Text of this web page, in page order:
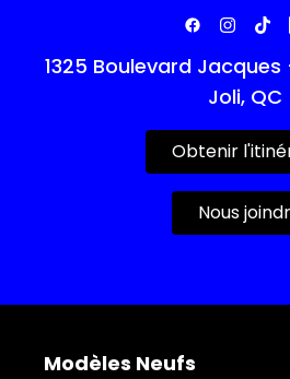
1325 Boulevard
Joli, QC
Obtenir
Nous
Modèles Neufs